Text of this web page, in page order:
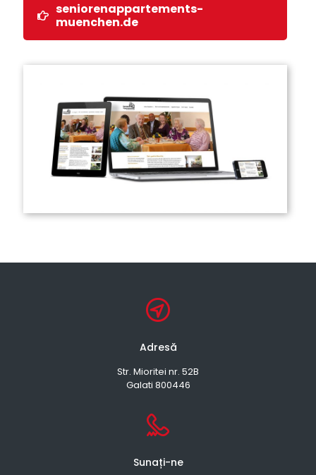
seniorenappartements-
muenchen.de
Adresă
Str. Mioritei nr. 52B
Galati 800446
Sunați-ne